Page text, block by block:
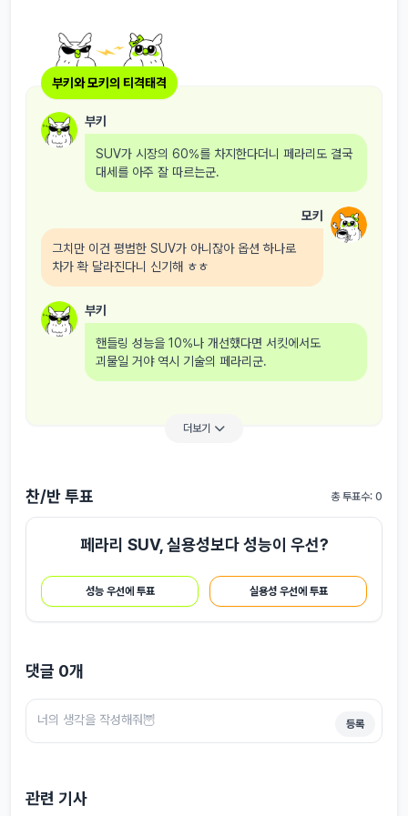
부키와 모키의 티격태격
부키
SUV가 시장의 60%를 차지한다더니 페라리도 결국
대세를 아주 잘 따르는군.
모키
그치만 이건 평범한 SUV가 아니잖아 옵션 하나로
차가 확 달라진다니 신기해 ㅎㅎ
부키
핸들링 성능을 10%나 개선했다면 서킷에서도
괴물일 거야 역시 기술의 페라리군.
더보기
찬/반 투표 총 투표수: 0
페라리 SUV, 실용성보다 성능이 우선?
성능 우선에 투표 실용성 우선에 투표
댓글 0개
등록
관련 기사